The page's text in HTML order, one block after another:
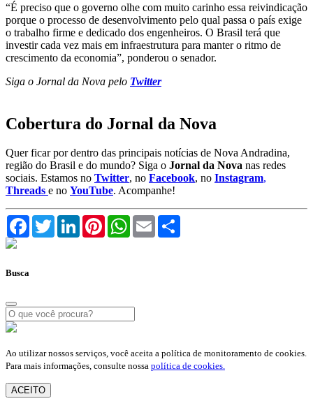
“É preciso que o governo olhe com muito carinho essa reivindicação
porque o processo de desenvolvimento pelo qual passa o país exige
o trabalho firme e dedicado dos engenheiros. O Brasil terá que
investir cada vez mais em infraestrutura para manter o ritmo de
crescimento da economia”, ponderou o senador.
Siga o Jornal da Nova pelo Twitter
Cobertura do Jornal da Nova
Quer ficar por dentro das principais notícias de Nova Andradina,
região do Brasil e do mundo? Siga o Jornal da Nova nas redes
sociais. Estamos no Twitter, no Facebook, no Instagram,
Threads e no YouTube. Acompanhe!
FacebookTwitterLinkedInPinterestWhatsApp
Email
Busca
Ao utilizar nossos serviços, você aceita a política de monitoramento de cookies.
Para mais informações, consulte nossa política de cookies.
ACEITO